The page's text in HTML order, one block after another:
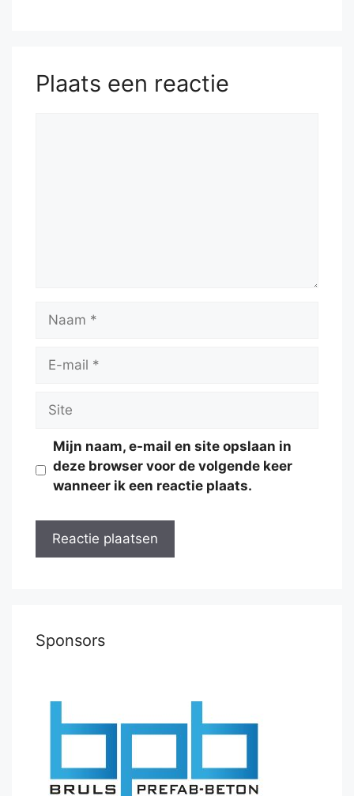
36. Bh5+
Plaats een reactie
Naam
Site
Mijn naam, e-mail en site opslaan in
deze browser voor de volgende keer
wanneer ik een reactie plaats.
Sponsors